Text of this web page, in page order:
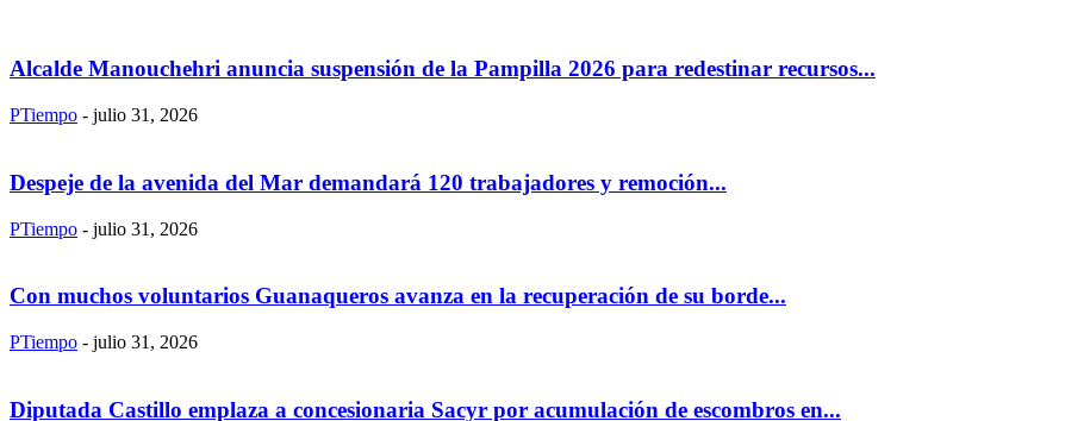
Alcalde Manouchehri anuncia suspensión de la Pampilla 2026 para redestinar recursos...
PTiempo - julio 31, 2026
Despeje de la avenida del Mar demandará 120 trabajadores y remoción...
PTiempo - julio 31, 2026
Con muchos voluntarios Guanaqueros avanza en la recuperación de su borde...
PTiempo - julio 31, 2026
Diputada Castillo emplaza a concesionaria Sacyr por acumulación de escombros en...